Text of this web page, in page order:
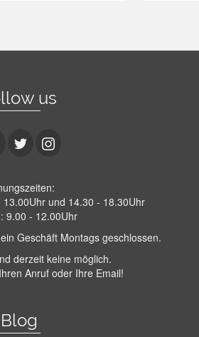
us
und 14.30 - 18.30Uhr
9.00 - 12.00Uhr
Geschäft Montags geschlossen.
derzeit keine möglich.
Anruf oder Ihre Email!
Blog